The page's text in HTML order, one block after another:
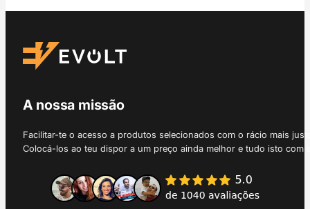
A nossa missão
Facilitar-te o acesso a produtos selecionados com o rácio mais
Colocá-los ao teu dispor a um preço ainda melhor e tudo isto